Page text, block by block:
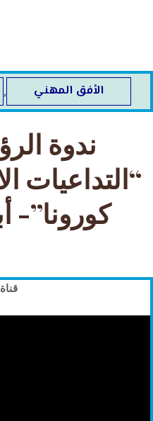
الأفق المهني ,
ندوة
“التداعيات
كورونا”-